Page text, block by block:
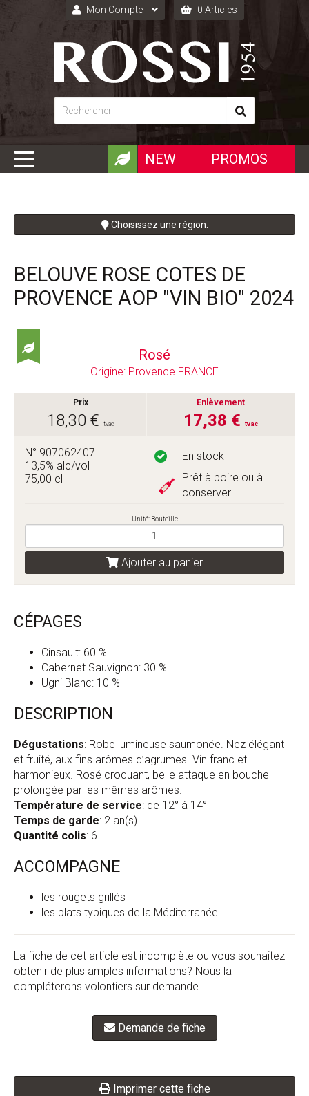
Mon Compte
Connexion
Inscription
0 Articles
PROMOS
NEW
Choisissez une région.
BELOUVE ROSE COTES DE
PROVENCE AOP "VIN BIO" 2024
Rosé
Origine: Provence FRANCE
Prix
18,30 € tvac
Enlèvement
17,38 € tvac
En stock
Prêt à boire ou à
conserver
N° 907062407
13,5% alc/vol
75,00 cl
Unité: Bouteille
Ajouter au panier
CÉPAGES
Cinsault: 60 %
Cabernet Sauvignon: 30 %
Ugni Blanc: 10 %
DESCRIPTION
Dégustations: Robe lumineuse saumonée. Nez élégant
et fruité, aux fins arômes d’agrumes. Vin franc et
harmonieux. Rosé croquant, belle attaque en bouche
prolongée par les mêmes arômes.
Température de service: de 12° à 14°
Temps de garde: 2 an(s)
Quantité colis: 6
ACCOMPAGNE
les rougets grillés
les plats typiques de la Méditerranée
La fiche de cet article est incomplète ou vous souhaitez
obtenir de plus amples informations? Nous la
compléterons volontiers sur demande.
Demande de fiche
Imprimer cette fiche